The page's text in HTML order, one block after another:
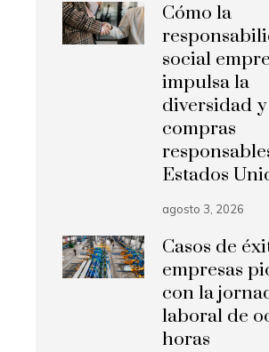
Cómo la
social
impulsa la
diversidad y
compras
Estados
agosto 3, 2026
Casos de
empresas
con la
laboral de
horas